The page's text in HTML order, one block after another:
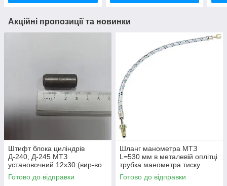
Акційні пропозиції та новинки
Штифт блока циліндрів
Д-240, Д-245 МТЗ
установочний 12х30 (вир-во
Україна) 50-1002034 / 50-
1002034-А
Готово до відправки
Шланг манометра МТЗ
L=530 мм в металевій оплітці
трубка манометра тиску
масла (вир-во Україна) 70-
3801180
Готово до відправки